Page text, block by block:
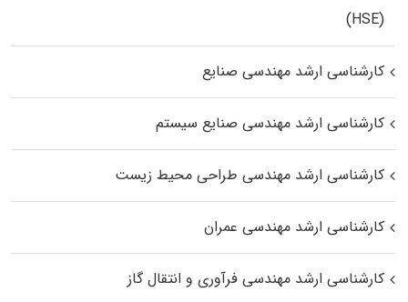
(HSE)
کارشناسی ارشد مهندسی صنایع
کارشناسی ارشد مهندسی صنایع سیستم
کارشناسی ارشد مهندسی طراحی محیط زیست
کارشناسی ارشد مهندسی عمران
کارشناسی ارشد مهندسی فرآوری و انتقال گاز